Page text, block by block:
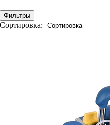
Фильтры
Сортировка: